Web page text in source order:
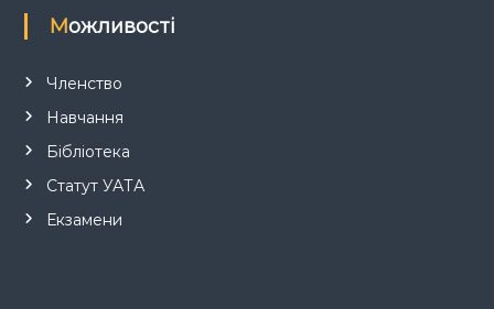
Можливості
Членство
Навчання
Бібліотека
Статут УАТА
Екзамени